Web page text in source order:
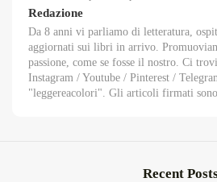
Redazione
Da 8 anni vi parliamo di letteratura,
aggiornati sui libri in arrivo.
passione, come se fosse il nostro. Ci
Instagram / Youtube / Pinterest /
"leggereacolori". Gli articoli firmati
Recent